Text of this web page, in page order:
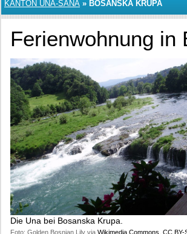
KANTON UNA-SANA » BOSANSKA KRUPA
Ferienwohnung in
Die Una bei Bosanska Krupa.
Foto: Golden Bosnian Lily via Wikimedia Commons CC BY-